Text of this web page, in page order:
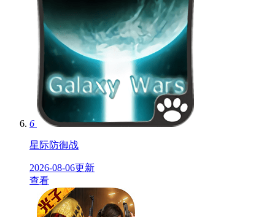
6
星际防御战
2026-08-06更新
查看